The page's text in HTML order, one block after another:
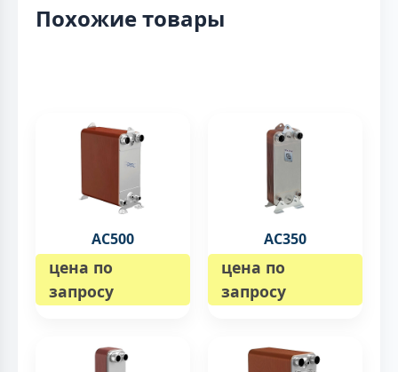
Похожие товары
AC500
цена по
запросу
AC350
цена по
запросу